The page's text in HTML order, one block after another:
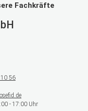
Fachkräfte
56
- 17:00 Uhr